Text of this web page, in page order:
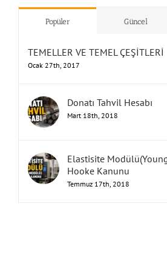
& ”Humbarahane”
Popüler Güncel
TEMELLER VE TEMEL ÇEŞİTLERİ
Ocak 27th, 2017
Donatı Tahvil Hesabı
Mart 18th, 2018
Elastisite
Hooke Kanunu
Temmuz 17th, 2018